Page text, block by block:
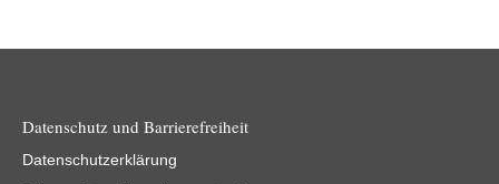
Datenschutz und Barrierefreiheit
Datenschutzerklärung